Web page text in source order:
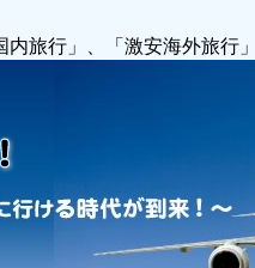
旅行」、「激安海外旅行